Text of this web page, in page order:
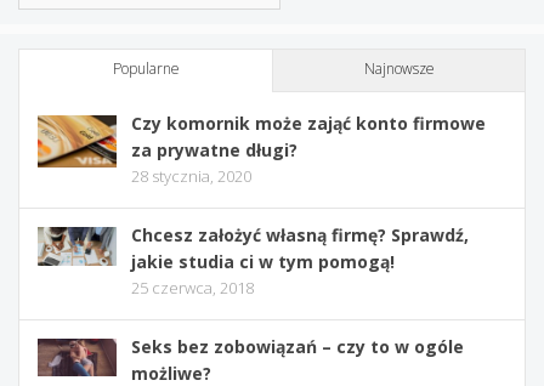
Popularne Najnowsze
Czy komornik może zająć konto firmowe
za prywatne długi?
28 stycznia, 2020
Chcesz założyć własną firmę? Sprawdź,
jakie studia ci w tym pomogą!
25 czerwca, 2018
Seks bez zobowiązań – czy to w ogóle
możliwe?